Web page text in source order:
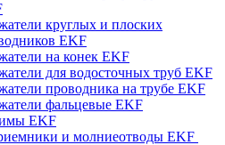
круглых и плоских
EKF
на конек EKF
для водосточных труб EKF
проводника на трубе EKF
фальцевые EKF
EKF
и молниеотводы EKF